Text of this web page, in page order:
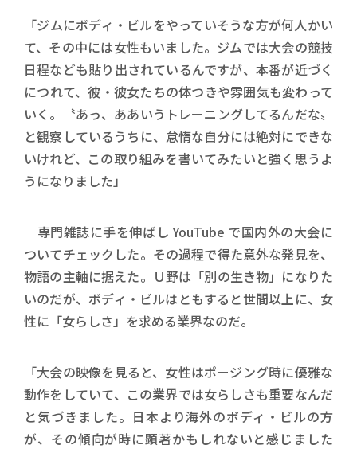
「ジムにボディ・ビルをやっていそうな方が何人かい
て、その中には女性もいました。ジムでは大会の競技
日程なども貼り出されているんですが、本番が近づく
につれて、彼・彼女たちの体つきや雰囲気も変わって
いく。〝あっ、ああいうトレーニングしてるんだな〟
と観察しているうちに、怠惰な自分には絶対にできな
いけれど、この取り組みを書いてみたいと強く思うよ
うになりました」
専門雑誌に手を伸ばし YouTube で国内外の大会に
ついてチェックした。その過程で得た意外な発見を、
物語の主軸に据えた。Ｕ野は「別の生き物」になりた
いのだが、ボディ・ビルはともすると世間以上に、女
性に「女らしさ」を求める業界なのだ。
「大会の映像を見ると、女性はポージング時に優雅な
動作をしていて、この業界では女らしさも重要なんだ
と気づきました。日本より海外のボディ・ビルの方
が、その傾向が時に顕著かもしれないと感じました